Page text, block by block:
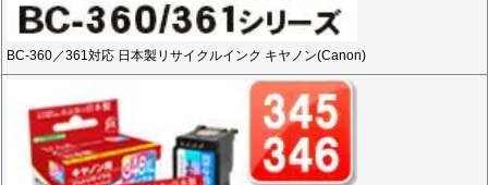
BC-360／361対応 日本製リサイクルインク キヤノン(Canon)